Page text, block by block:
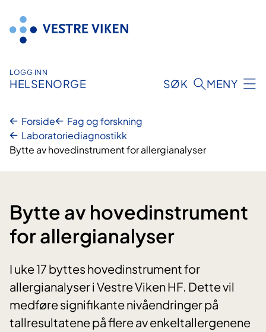
innhold
LOGG INN
HELSENORGE SØK MENY
Forside
Fag og forskning
Laboratoriediagnostikk
Bytte av hovedinstrument for allergianalyser
Bytte av hovedinstrument
for allergianalyser
I uke 17 byttes hovedinstrument for
allergianalyser i Vestre Viken HF. Dette vil
medføre signifikante nivåendringer på
tallresultatene på flere av enkeltallergenene